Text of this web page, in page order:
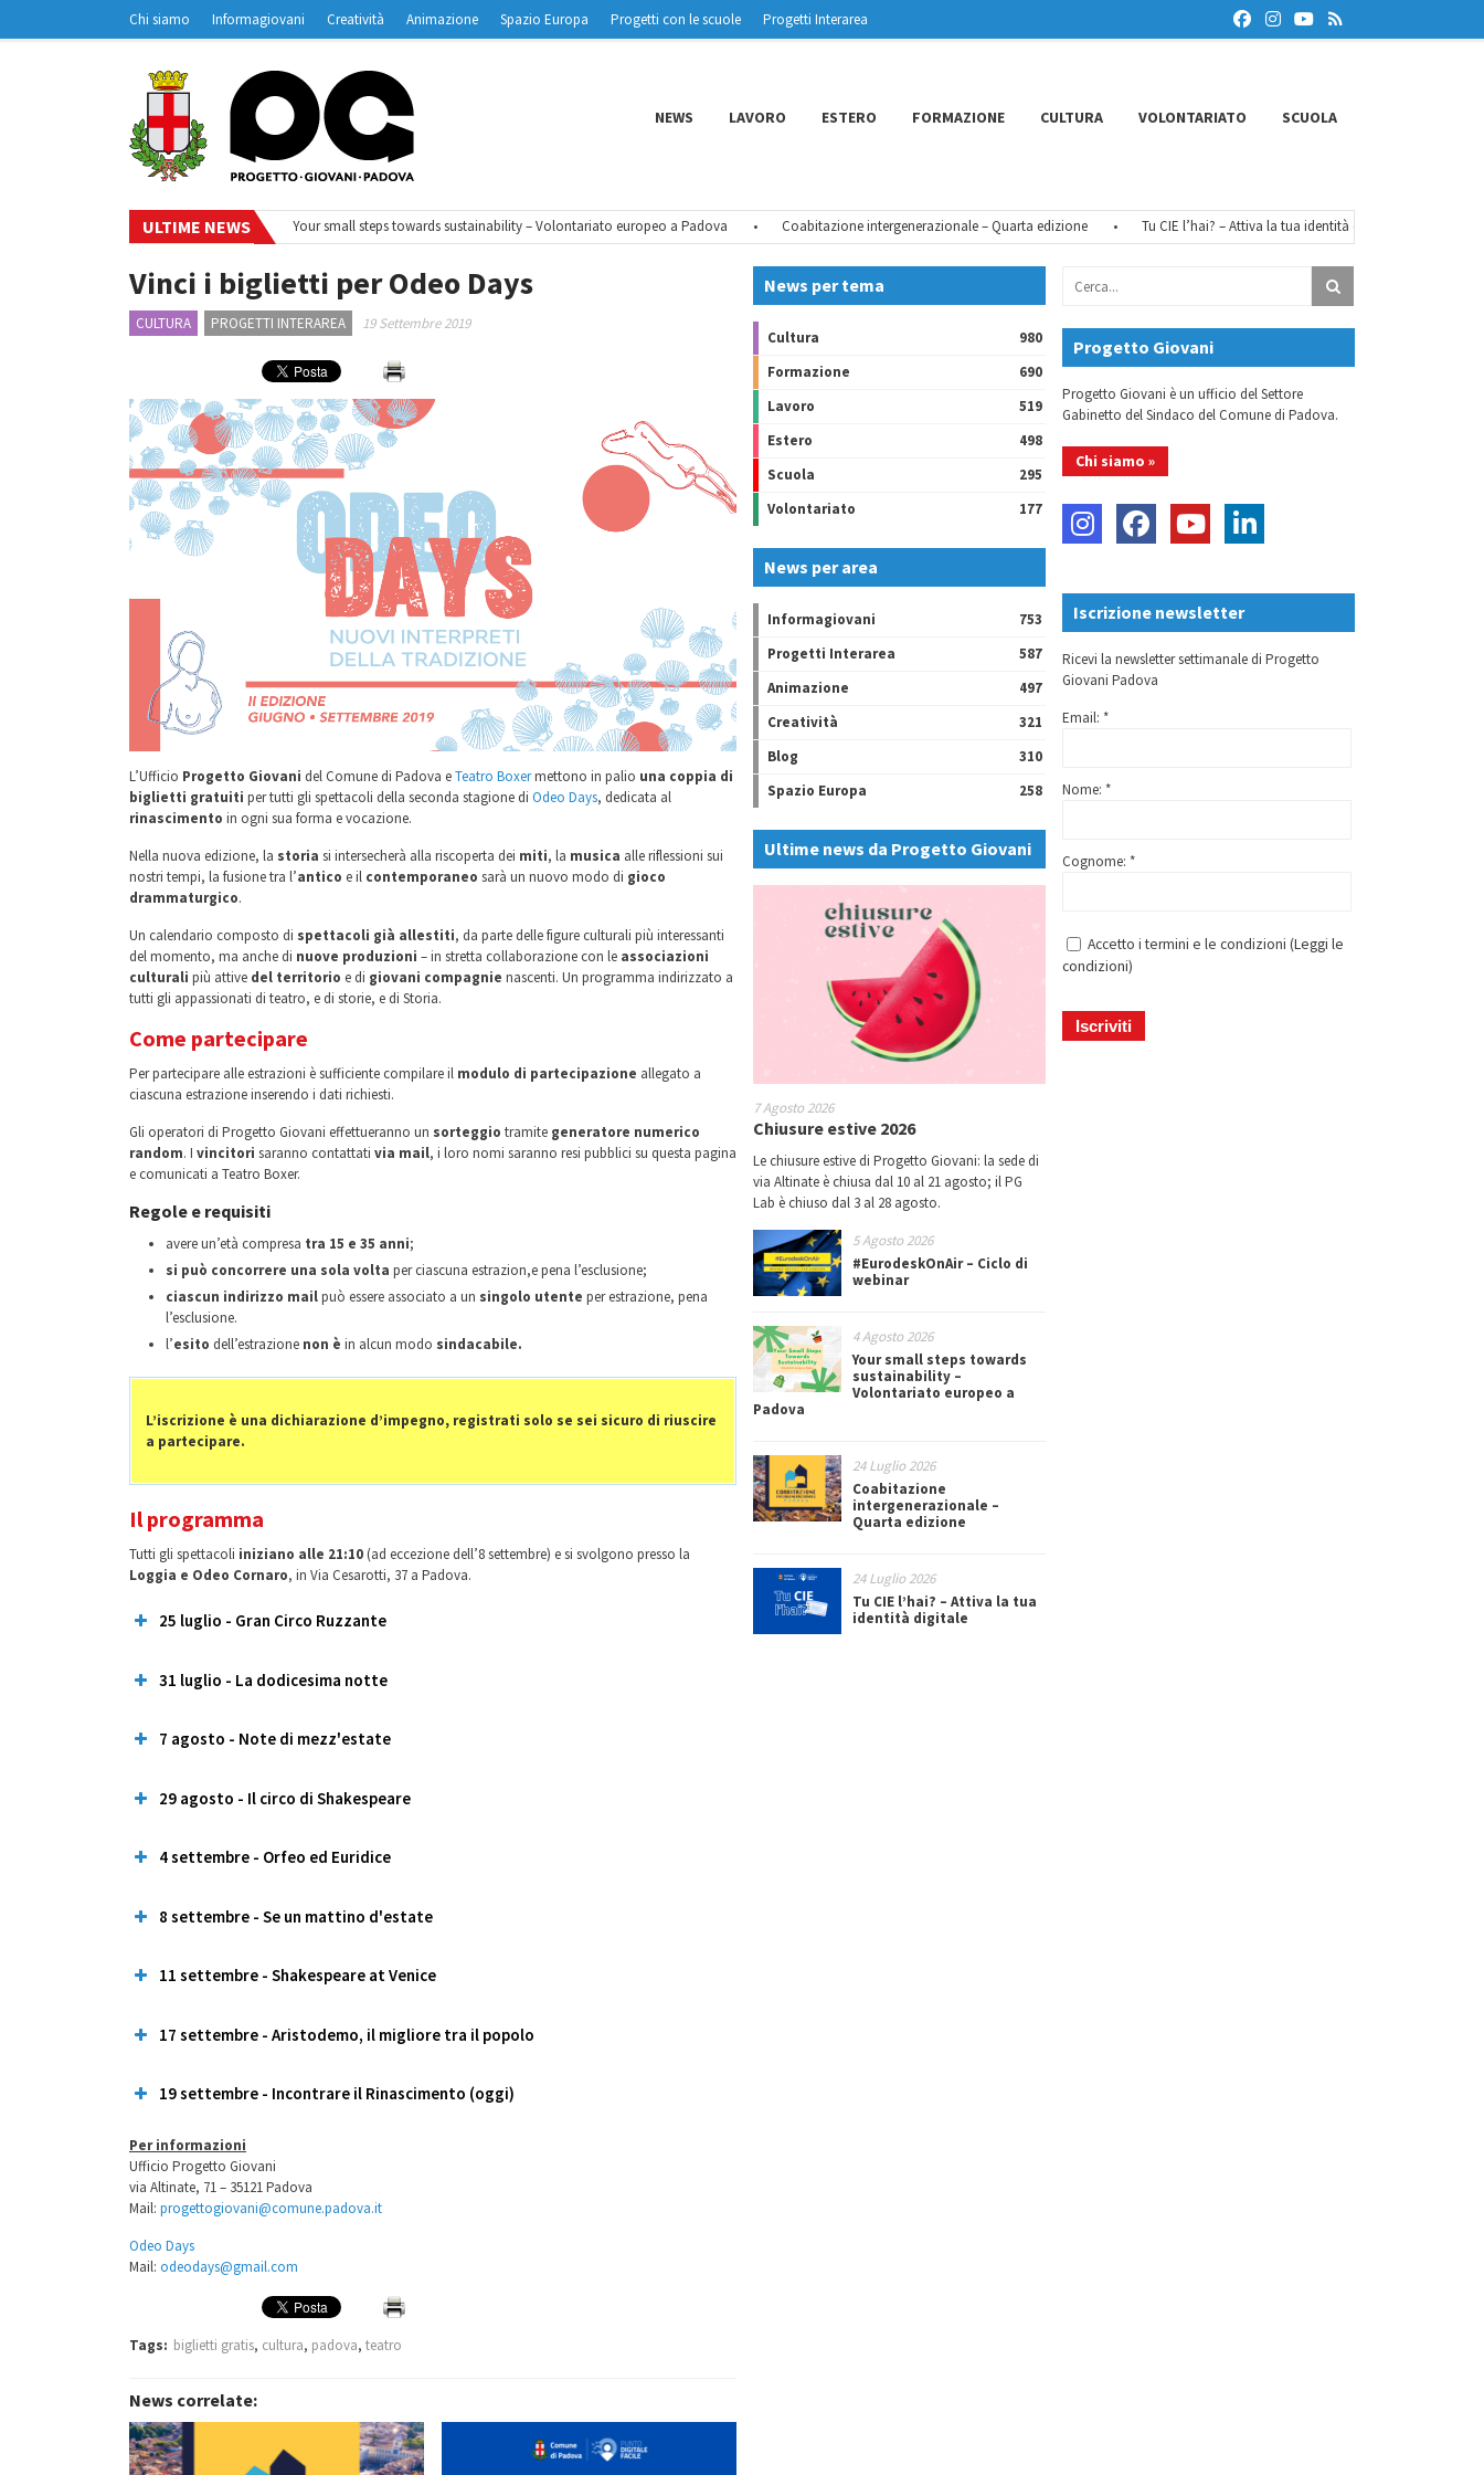
Chi siamo Informagiovani Creatività Animazione Spazio Europa Progetti con le scuole
Progetti Interarea
Contatti
Padovanet
NEWS LAVORO ESTERO FORMAZIONE CULTURA VOLONTARIATO SCUOLA
ULTIME NEWS
#EurodeskOnAir – Ciclo di webinar • Your small steps towards sustainability – Volontariato europeo a Padova • Coabitazione intergenerazionale – Quarta edizione • Tu CIE l’hai? – Attiva la tua identità digitale
Vinci i biglietti per Odeo Days
CULTURA PROGETTI INTERAREA 19 Settembre 2019
L’Ufficio Progetto Giovani del Comune di Padova eTeatro Boxermettono in palio una coppia di
biglietti gratuiti per tutti gli spettacoli della seconda stagione di Odeo Days, dedicata al
rinascimento in ogni sua forma e vocazione.
Nella nuova edizione, la storia si intersecherà alla riscoperta dei miti, la musica alle riflessioni sui
nostri tempi, la fusione tra l’antico e il contemporaneo sarà un nuovo modo di gioco
drammaturgico.
Un calendario composto di spettacoli già allestiti, da parte delle figure culturali più interessanti
del momento, ma anche di nuove produzioni – in stretta collaborazione con le associazioni
culturali più attive del territorio e di giovani compagnie nascenti. Un programma indirizzato a
tutti gli appassionati di teatro, e di storie, e di Storia.
Come partecipare
Per partecipare alle estrazioni è sufficiente compilare il modulo di partecipazione allegato a
ciascuna estrazione inserendo i dati richiesti.
Gli operatori di Progetto Giovani effettueranno un sorteggio tramite generatore numerico
random. I vincitori saranno contattati via mail, i loro nomi saranno resi pubblici su questa pagina
e comunicati a Teatro Boxer.
Regole e requisiti
avere un’età compresa tra 15 e 35 anni;
si può concorrere una sola volta per ciascuna estrazion,e pena l’esclusione;
ciascun indirizzo mailpuò essere associato a un singolo utente per estrazione, pena
l’esclusione.
l’esito dell’estrazione non è in alcun modo sindacabile.
L’iscrizione è una dichiarazione d’impegno, registrati solo se sei sicuro di riuscire
a partecipare.
Il programma
Tutti gli spettacoli iniziano alle 21:10 (ad eccezione dell’8 settembre) e si svolgono presso la
Loggia e Odeo Cornaro, in Via Cesarotti, 37 a Padova.
25 luglio - Gran Circo Ruzzante
31 luglio - La dodicesima notte
7 agosto - Note di mezz'estate
29 agosto - Il circo di Shakespeare
4 settembre - Orfeo ed Euridice
8 settembre - Se un mattino d'estate
11 settembre - Shakespeare at Venice
17 settembre - Aristodemo, il migliore tra il popolo
19 settembre - Incontrare il Rinascimento (oggi)
La vincitrice èLucia Bagarello
Per informazioni
Ufficio Progetto Giovani
via Altinate, 71 – 35121 Padova
Mail: progettogiovani@comune.padova.it
Odeo Days
Mail: odeodays@gmail.com
Tags: biglietti gratis, cultura, padova, teatro
News correlate:
News per tema
Cultura
980
Formazione
690
Lavoro
519
Estero
498
Scuola
295
Volontariato
177
News per area
Informagiovani
753
Progetti Interarea
587
Animazione
497
Creatività
321
Blog
310
Spazio Europa
258
Ultime news da Progetto Giovani
7 Agosto 2026
Chiusure estive 2026
Le chiusure estive di Progetto Giovani: la sede di
via Altinate è chiusa dal 10 al 21 agosto; il PG
Lab è chiuso dal 3 al 28 agosto.
5 Agosto 2026
#EurodeskOnAir – Ciclo di
webinar
4 Agosto 2026
Your small steps towards
sustainability –
Volontariato europeo a
Padova
24 Luglio 2026
Coabitazione
intergenerazionale –
Quarta edizione
24 Luglio 2026
Tu CIE l’hai? – Attiva la tua
identità digitale
Progetto Giovani
Progetto Giovani è un ufficio del Settore
Gabinetto del Sindaco del Comune di Padova.
Chi siamo »
Iscrizione newsletter
Ricevi la newsletter settimanale di Progetto
Giovani Padova
Email: *
Nome: *
Cognome: *
Accetto i termini e le condizioni (Leggi le
condizioni)